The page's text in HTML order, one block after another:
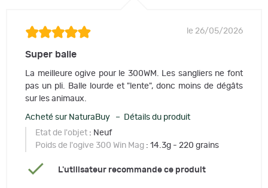
le 26/05/2026
Super balle
La meilleure ogive pour le 300WM. Les sangliers ne font
pas un pli. Balle lourde et "lente", donc moins de dégâts
sur les animaux.
Acheté sur NaturaBuy – Détails du produit
Etat de l'objet : Neuf
Poids de l'ogive 300 Win Mag : 14.3g - 220 grains
L'utilisateur recommande ce produit